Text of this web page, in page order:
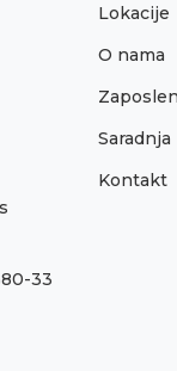
33
Lokacije
O nama
Saradnja
Kontakt